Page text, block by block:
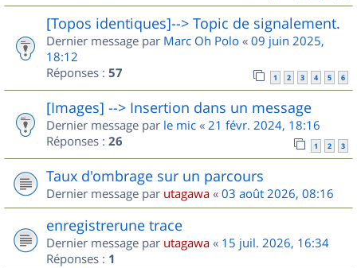
[Topos identiques]--> Topic de signalement.
Dernier message par Marc Oh Polo « 09 juin 2025,
18:12
Réponses : 57 1 2 3 4 5 6
[Images] --> Insertion dans un message
Dernier message par le mic « 21 févr. 2024, 18:16
Réponses : 26 1 2 3
Taux d'ombrage sur un parcours
Dernier message par utagawa « 03 août 2026, 08:16
enregistrerune trace
Dernier message par utagawa « 15 juil. 2026, 16:34
Réponses : 1